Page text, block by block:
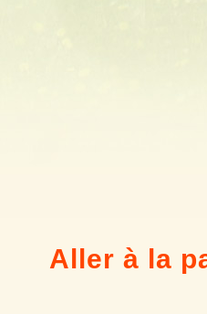
Aller à la